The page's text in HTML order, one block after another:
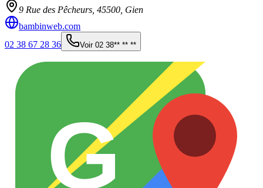
9 Rue des Pêcheurs, 45500 Gien
bambinweb.com
02 38 67 28 36
Voir 02 38** ** **
G